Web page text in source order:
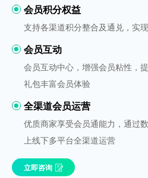
会员积分权益
支持各渠道积分整合及通兑，实
会员互动
会员互动中心，增强会员粘性，
礼包丰富会员体验
全渠道会员运营
优质商家享受会员通能力，通过
上线下多平台全渠道运营
立即咨询